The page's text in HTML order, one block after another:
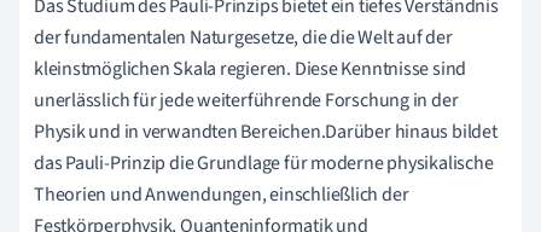
Das Studium des Pauli-Prinzips bietet ein tiefes Verständnis
der fundamentalen Naturgesetze, die die Welt auf der
kleinstmöglichen Skala regieren. Diese Kenntnisse sind
unerlässlich für jede weiterführende Forschung in der
Physik und in verwandten Bereichen.Darüber hinaus bildet
das Pauli-Prinzip die Grundlage für moderne physikalische
Theorien und Anwendungen, einschließlich der
Festkörperphysik, Quanteninformatik und